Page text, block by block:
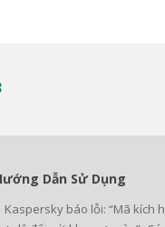
Dẫn Sử Dụng
Kaspersky báo lỗi: “Mã kích